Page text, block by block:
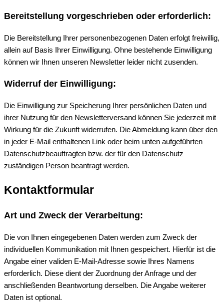
Bereitstellung vorgeschrieben oder erforderlich:
Die Bereitstellung Ihrer personenbezogenen Daten erfolgt freiwillig,
allein auf Basis Ihrer Einwilligung. Ohne bestehende Einwilligung
können wir Ihnen unseren Newsletter leider nicht zusenden.
Widerruf der Einwilligung:
Die Einwilligung zur Speicherung Ihrer persönlichen Daten und
ihrer Nutzung für den Newsletterversand können Sie jederzeit mit
Wirkung für die Zukunft widerrufen. Die Abmeldung kann über den
in jeder E-Mail enthaltenen Link oder beim unten aufgeführten
Datenschutzbeauftragten bzw. der für den Datenschutz
zuständigen Person beantragt werden.
Kontaktformular
Art und Zweck der Verarbeitung:
Die von Ihnen eingegebenen Daten werden zum Zweck der
individuellen Kommunikation mit Ihnen gespeichert. Hierfür ist die
Angabe einer validen E-Mail-Adresse sowie Ihres Namens
erforderlich. Diese dient der Zuordnung der Anfrage und der
anschließenden Beantwortung derselben. Die Angabe weiterer
Daten ist optional.